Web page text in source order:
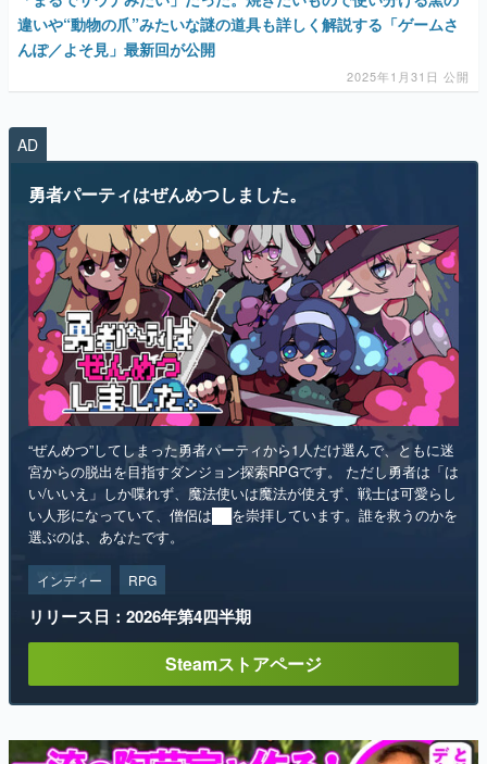
違いや“動物の爪”みたいな謎の道具も詳しく解説する「ゲームさ
んぽ／よそ見」最新回が公開
2025年1月31日 公開
AD
勇者パーティはぜんめつしました。
“ぜんめつ”してしまった勇者パーティから1人だけ選んで、ともに迷
宮からの脱出を目指すダンジョン探索RPGです。 ただし勇者は「は
い/いいえ」しか喋れず、魔法使いは魔法が使えず、戦士は可愛らし
い人形になっていて、僧侶は██を崇拝しています。誰を救うのかを
選ぶのは、あなたです。
インディー RPG
リリース日：2026年第4四半期
Steamストアページ